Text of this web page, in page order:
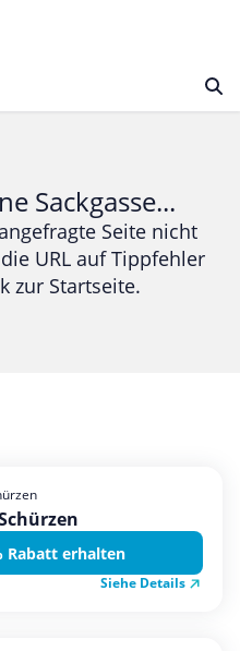
Sackgasse...
Seite nicht
URL auf Tippfehler
zur Startseite.
Rabatt erhalten
Siehe Details